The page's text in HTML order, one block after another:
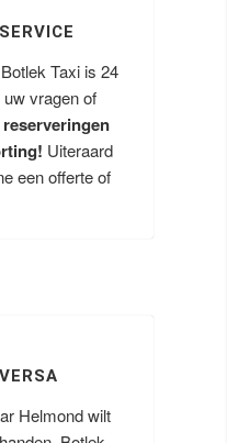
Taxi is 24
vragen of
Uiteraard
een offerte of
Helmond wilt